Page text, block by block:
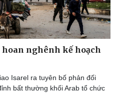
nghênh kế hoạch
Isarel ra tuyên bố phản đối
bất thường khối Arab tổ chức